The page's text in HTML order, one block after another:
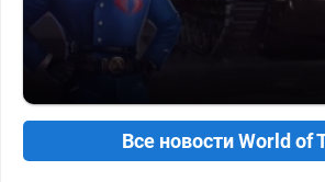
Все новости World of